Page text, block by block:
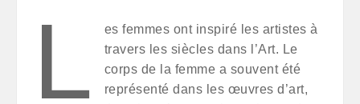
L
es femmes ont inspiré les artistes à
travers les siècles dans l’Art. Le
corps de la femme a souvent été
représenté dans les œuvres d’art,